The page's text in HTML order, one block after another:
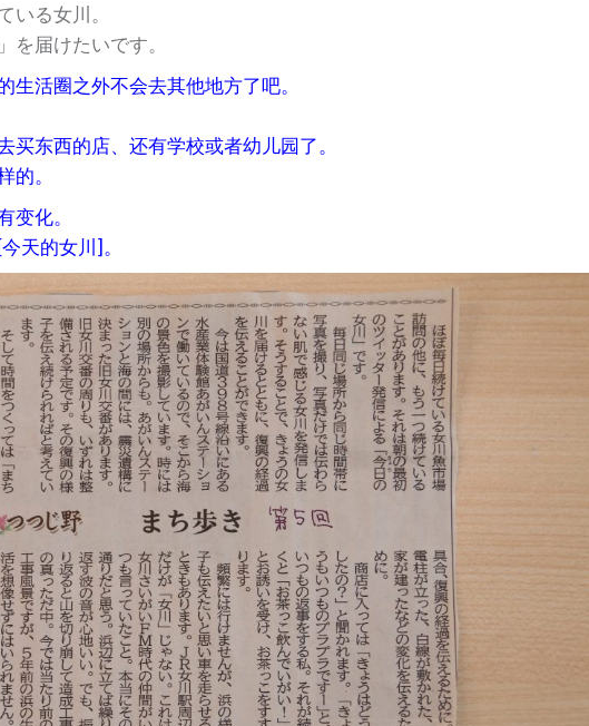
いる女川。
を届けたいです。
生活圈之外不会去其他地方了吧。
买东西的店、还有学校或者幼儿园了。
的。
变化。
天的女川]。